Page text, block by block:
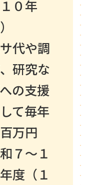
１０年
代や調
研究な
の支援
て毎年
万円
７～１
度（１